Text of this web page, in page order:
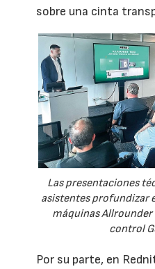
sobre una cinta
Las presentaciones
asistentes profundizar
máquinas Allrounder
control
Por su parte, en